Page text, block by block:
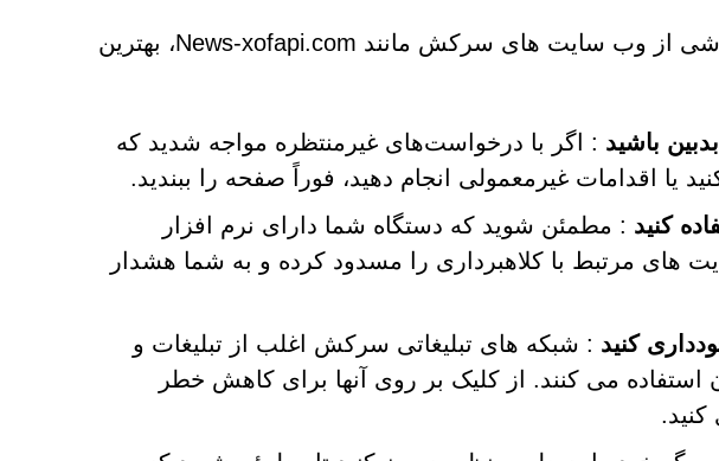
برای محافظت از خود در برابر خطرات ناشی از وب سایت های سرکش مانند News-xofapi.com، بهترین
باشید : اگر با درخواست‌های غیرمنتظره مواجه شدید که
یا اقدامات غیرمعمولی انجام دهید، فوراً صفحه را ببندید.
کنید : مطمئن شوید که دستگاه شما دارای نرم افزار
های مرتبط با کلاهبرداری را مسدود کرده و به شما هشدار
کنید : شبکه های تبلیغاتی سرکش اغلب از تبلیغات و
استفاده می کنند. از کلیک بر روی آنها برای کاهش خطر